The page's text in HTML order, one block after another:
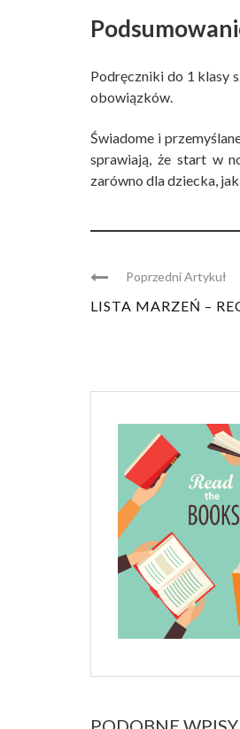
Podręczniki do 1 klasy
obowiązków.
Świadome i
sprawiają, że start w
zarówno dla dziecka,
Poprzedni Artykuł
LISTA MARZEŃ –